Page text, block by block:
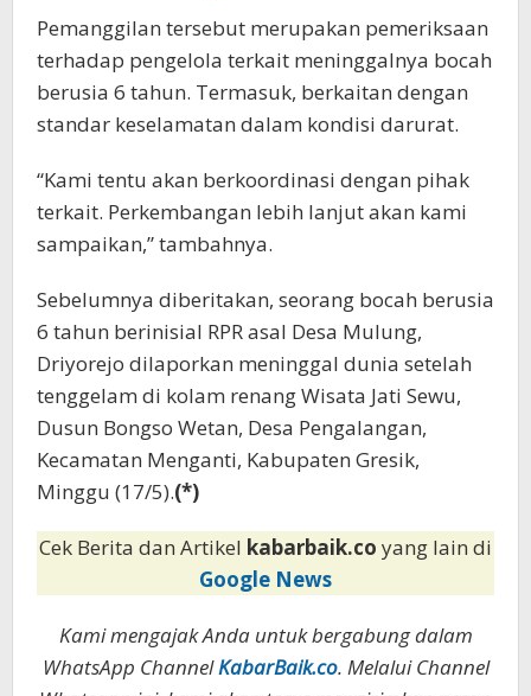
Pemanggilan tersebut merupakan pemeriksaan
terhadap pengelola terkait meninggalnya bocah
berusia 6 tahun. Termasuk, berkaitan dengan
standar keselamatan dalam kondisi darurat.
“Kami tentu akan berkoordinasi dengan pihak
terkait. Perkembangan lebih lanjut akan kami
sampaikan,” tambahnya.
Sebelumnya diberitakan, seorang bocah berusia
6 tahun berinisial RPR asal Desa Mulung,
Driyorejo dilaporkan meninggal dunia setelah
tenggelam di kolam renang Wisata Jati Sewu,
Dusun Bongso Wetan, Desa Pengalangan,
Kecamatan Menganti, Kabupaten Gresik,
Minggu (17/5).(*)
Cek Berita dan Artikel kabarbaik.co yang lain di
Google News
Kami mengajak Anda untuk bergabung dalam
WhatsApp ChannelKabarBaik.co. Melalui Channel